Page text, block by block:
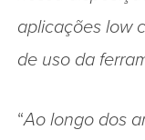
aplicações low
de uso da
“Ao longo dos